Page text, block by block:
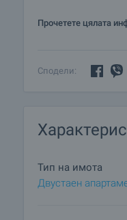
Централната част
Прочетете цялата
Сподели:
Тип на имота
Двустаен